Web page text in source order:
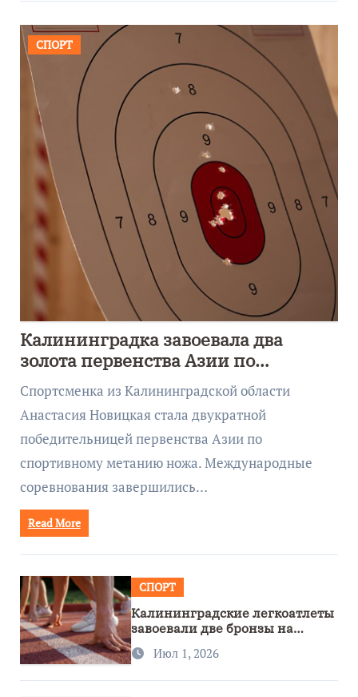
СПОРТ
Калининградка завоевала два
золота первенства Азии по
метанию ножа
Спортсменка из Калининградской области
Анастасия Новицкая стала двукратной
победительницей первенства Азии по
спортивному метанию ножа. Международные
соревнования завершились…
Read More
СПОРТ
Калининградские легкоатлеты
завоевали две бронзы на
первенстве России
Июл 1, 2026